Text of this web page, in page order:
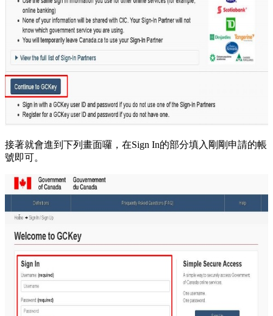
接著就會進到下列畫面囉，在Sign In的部分填入剛剛申請的帳
號即可。